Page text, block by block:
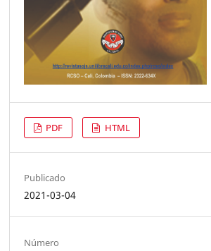
PDF HTML
Publicado
2021-03-04
Número